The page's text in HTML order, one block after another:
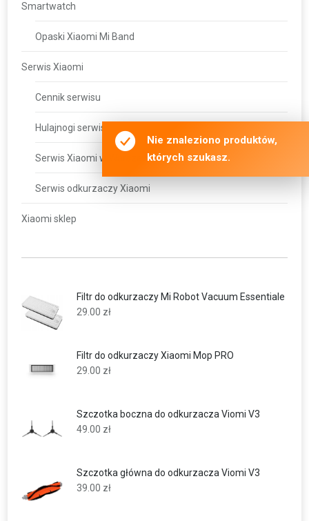
Nie znaleziono produktów,
których szukasz.
Smartwatch
Opaski Xiaomi Mi Band
Serwis Xiaomi
Cennik serwisu
Hulajnogi serwis
Serwis Xiaomi w Warszawie
Serwis odkurzaczy Xiaomi
Xiaomi sklep
Filtr do odkurzaczy Mi Robot Vacuum Essentiale
29.00 zł
Filtr do odkurzaczy Xiaomi Mop PRO
29.00 zł
Szczotka boczna do odkurzacza Viomi V3
49.00 zł
Szczotka główna do odkurzacza Viomi V3
39.00 zł